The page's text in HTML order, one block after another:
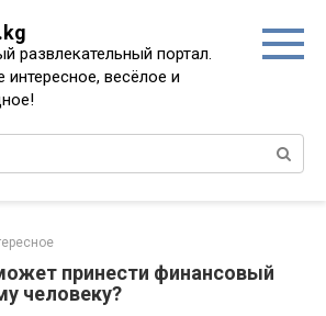
развлекательный портал.
интересное, весёлое и
принести финансовый
человеку?